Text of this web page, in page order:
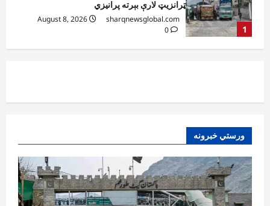
2
درې کسان وژل شوي
sharqnewsglobal.com
0
4
ننګرهار کې د تېلو یو شمېر پمپونه وتړل شول
sharqnewsglobal.com
0
ورستي خبرونه